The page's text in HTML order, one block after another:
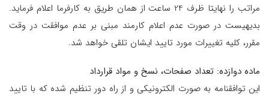
مراتب را نهایتا ظرف 24 ساعت از همان طریق به کارفرما اعلام فرماید.
بدیهیست در صورت عدم اعلام کارمند مبنی بر عدم موافقت در وقت
مقرر، کلیه تغییرات مورد تایید ایشان تلقی خواهد شد.
ماده دوازده: تعداد صفحات، نسخ و مواد قرارداد
این توافقنامه به صورت الکترونیکی و از راه دور تنظیم شده که با تایید